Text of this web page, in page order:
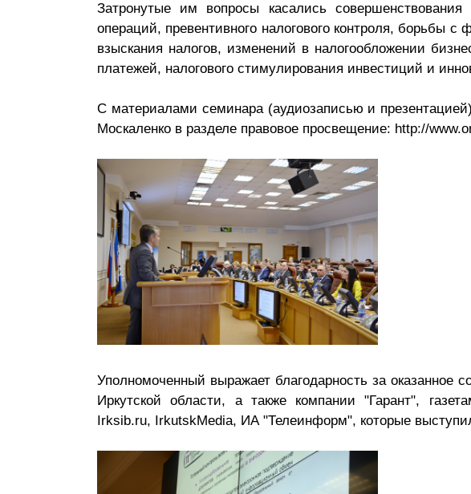
Затронутые им вопросы касались совершенствования
операций, превентивного налогового контроля, борьбы
взыскания налогов, изменений в налогообложении
платежей, налогового стимулирования инвестиций и
С материалами семинара (аудиозаписью и
Москаленко в разделе правовое просвещение: http://
Уполномоченный выражает благодарность за оказанное
Иркутской области, а также компании "Гарант",
Irksib.ru, IrkutskMedia, ИА "Телеинформ", которые